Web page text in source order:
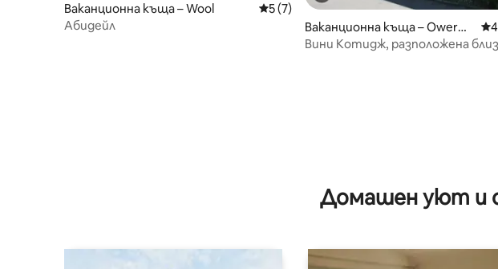
Ваканционна къща – Wool Средна оценка: 5 от 5, 7 отзива
5 (7)
Абидейл
Ваканционна къща – Owerm
oigne
Вини Котидж, разположена
Домашен уют и